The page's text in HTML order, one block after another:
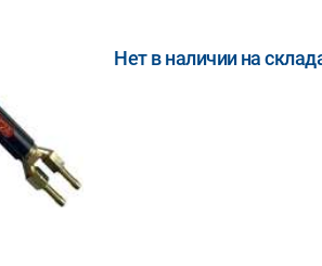
Нет в наличии на